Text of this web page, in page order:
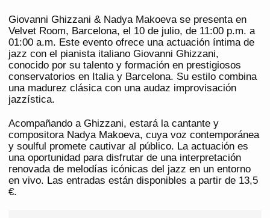
Giovanni Ghizzani & Nadya Makoeva se presenta en
Velvet Room, Barcelona, el 10 de julio, de 11:00 p.m. a
01:00 a.m. Este evento ofrece una actuación íntima de
jazz con el pianista italiano Giovanni Ghizzani,
conocido por su talento y formación en prestigiosos
conservatorios en Italia y Barcelona. Su estilo combina
una madurez clásica con una audaz improvisación
jazzística.
Acompañando a Ghizzani, estará la cantante y
compositora Nadya Makoeva, cuya voz contemporánea
y soulful promete cautivar al público. La actuación es
una oportunidad para disfrutar de una interpretación
renovada de melodías icónicas del jazz en un entorno
en vivo. Las entradas están disponibles a partir de 13,5
€.